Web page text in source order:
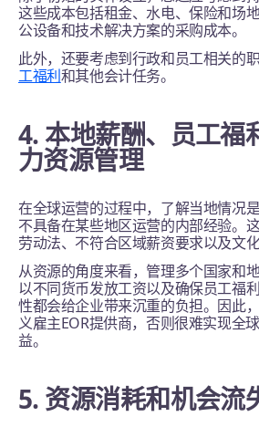
这些成本包括租金、水电、保险和场
公设备和技术解决方案的采购成本。
此外，还要考虑到行政和员工相关的
工福利和其他会计任务。
4. 本地薪酬、员工福
力资源管理
在全球运营的过程中，了解当地情况
不具备在某些地区运营的内部经验。
劳动法、不符合区域薪资要求以及文化
从资源的角度来看，管理多个国家和
以不同货币发放工资以及确保员工福
性都会给企业带来沉重的负担。因此
义雇主EOR提供商，否则很难实现全
益。
5. 资源消耗和机会流